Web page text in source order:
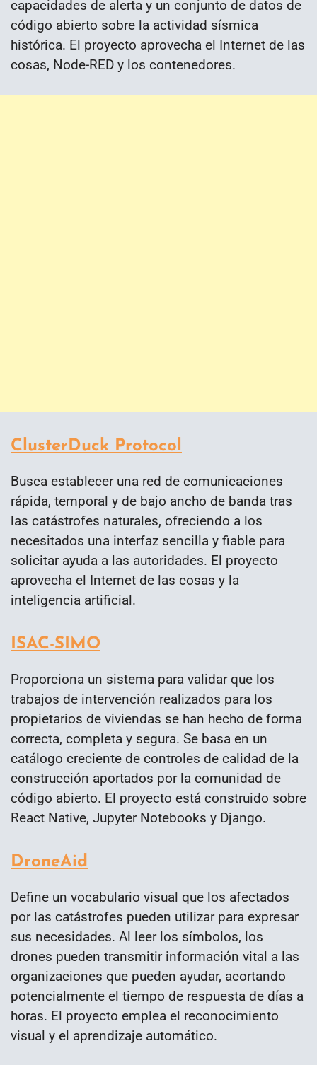
capacidades de alerta y un conjunto de datos de
código abierto sobre la actividad sísmica
histórica. El proyecto aprovecha el Internet de las
cosas, Node-RED y los contenedores.
ClusterDuck Protocol
Busca establecer una red de comunicaciones
rápida, temporal y de bajo ancho de banda tras
las catástrofes naturales, ofreciendo a los
necesitados una interfaz sencilla y fiable para
solicitar ayuda a las autoridades. El proyecto
aprovecha el Internet de las cosas y la
inteligencia artificial.
ISAC-SIMO
Proporciona un sistema para validar que los
trabajos de intervención realizados para los
propietarios de viviendas se han hecho de forma
correcta, completa y segura. Se basa en un
catálogo creciente de controles de calidad de la
construcción aportados por la comunidad de
código abierto. El proyecto está construido sobre
React Native, Jupyter Notebooks y Django.
DroneAid
Define un vocabulario visual que los afectados
por las catástrofes pueden utilizar para expresar
sus necesidades. Al leer los símbolos, los
drones pueden transmitir información vital a las
organizaciones que pueden ayudar, acortando
potencialmente el tiempo de respuesta de días a
horas. El proyecto emplea el reconocimiento
visual y el aprendizaje automático.